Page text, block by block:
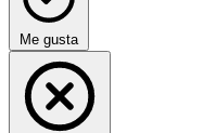
Me gusta